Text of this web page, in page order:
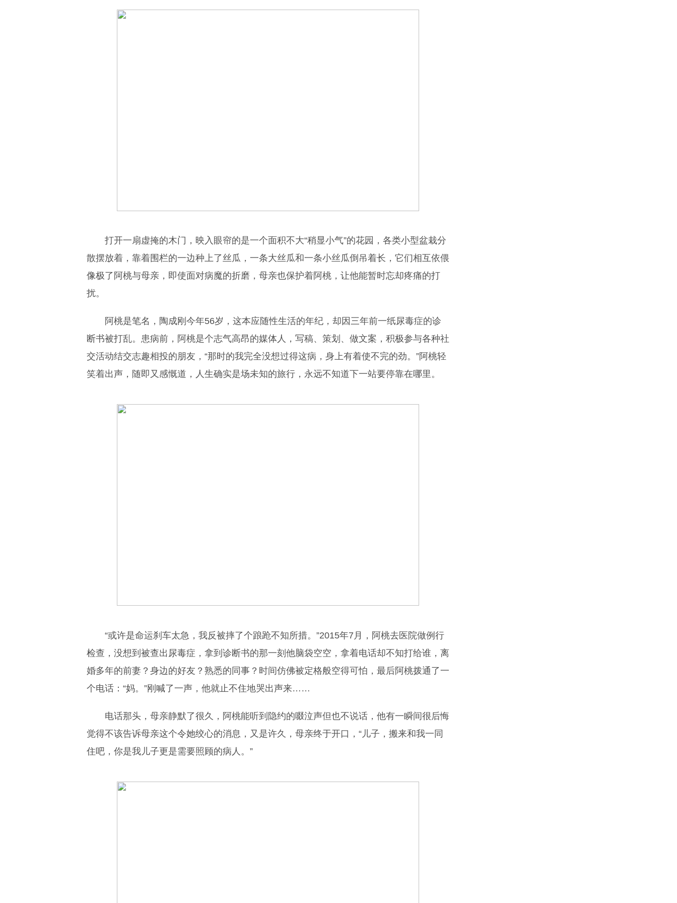
打开一扇虚掩的木门，映入眼帘的是一个面积不大“稍显小气”的花园，各类小型盆栽分
散摆放着，靠着围栏的一边种上了丝瓜，一条大丝瓜和一条小丝瓜倒吊着长，它们相互依偎
像极了阿桃与母亲，即使面对病魔的折磨，母亲也保护着阿桃，让他能暂时忘却疼痛的打
扰。
阿桃是笔名，陶成刚今年56岁，这本应随性生活的年纪，却因三年前一纸尿毒症的诊
断书被打乱。患病前，阿桃是个志气高昂的媒体人，写稿、策划、做文案，积极参与各种社
交活动结交志趣相投的朋友，“那时的我完全没想过得这病，身上有着使不完的劲。”阿桃轻
笑着出声，随即又感慨道，人生确实是场未知的旅行，永远不知道下一站要停靠在哪里。
“或许是命运刹车太急，我反被摔了个踉跄不知所措。”2015年7月，阿桃去医院做例行
检查，没想到被查出尿毒症，拿到诊断书的那一刻他脑袋空空，拿着电话却不知打给谁，离
婚多年的前妻？身边的好友？熟悉的同事？时间仿佛被定格般空得可怕，最后阿桃拨通了一
个电话：“妈。”刚喊了一声，他就止不住地哭出声来……
电话那头，母亲静默了很久，阿桃能听到隐约的啜泣声但也不说话，他有一瞬间很后悔
觉得不该告诉母亲这个令她绞心的消息，又是许久，母亲终于开口，“儿子，搬来和我一同
住吧，你是我儿子更是需要照顾的病人。”